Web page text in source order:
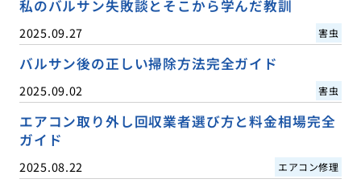
私のバルサン失敗談とそこから学んだ教訓
2025.09.27 害虫
バルサン後の正しい掃除方法完全ガイド
2025.09.02 害虫
エアコン取り外し回収業者選び方と料金相場完全
ガイド
2025.08.22 エアコン修理